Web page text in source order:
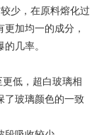
少，在原料熔化过
加均一的成分，
几率。
低，超白玻璃相
了玻璃颜色的一致